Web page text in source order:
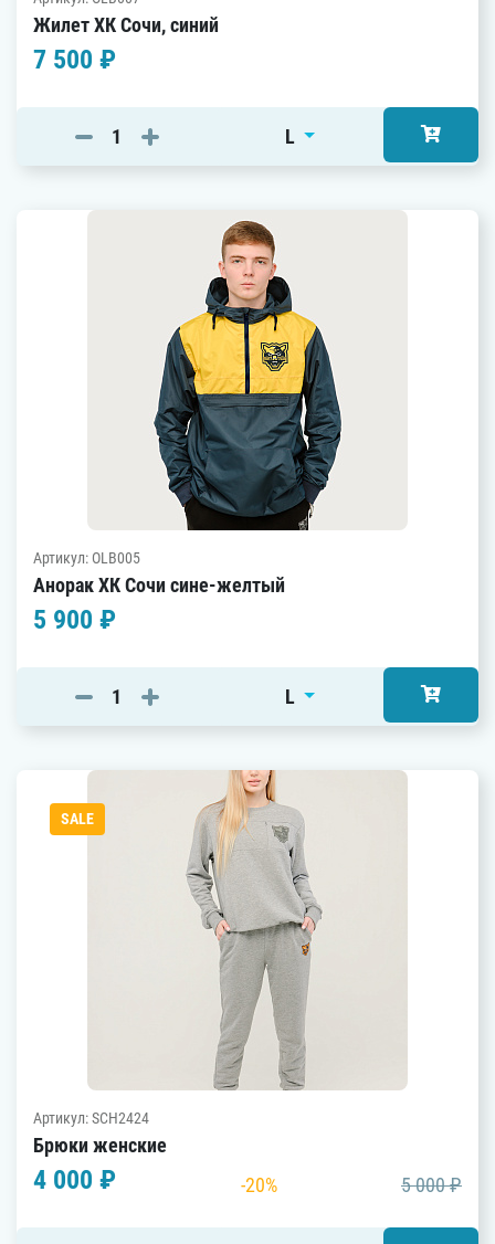
Жилет ХК Сочи, синий
7 500 ₽
L
Артикул: OLB005
Анорак ХК Сочи сине-желтый
5 900 ₽
L
SALE
Артикул: SCH2424
Брюки женские
4 000 ₽ -20% 5 000 ₽